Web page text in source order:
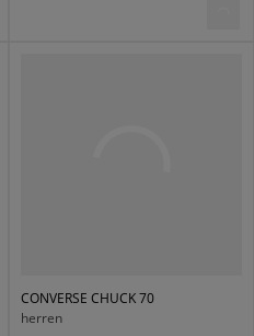
CONVERSE CHUCK 70
herren